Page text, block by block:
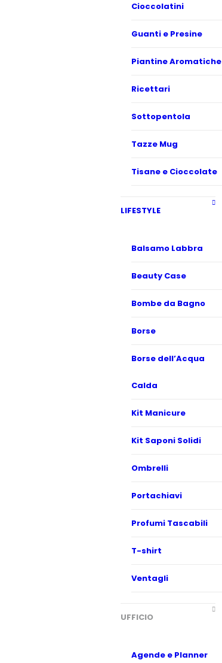
Cioccolatini
Guanti e Presine
Piantine Aromatiche
Ricettari
Sottopentola
Tazze Mug
Tisane e Cioccolate
LIFESTYLE
Balsamo Labbra
Beauty Case
Bombe da Bagno
Borse
Borse dell’Acqua
Calda
Kit Manicure
Kit Saponi Solidi
Ombrelli
Portachiavi
Profumi Tascabili
T-shirt
Ventagli
UFFICIO
Agende e Planner